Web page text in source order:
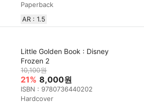
Paperback
AR : 1.5
Little Golden Book : Disney
Frozen 2
10,100원
21% 8,000원
ISBN : 9780736440202
Hardcover